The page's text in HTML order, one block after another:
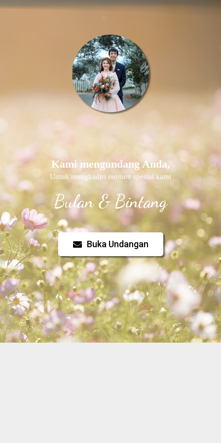
Kami mengundang Anda,
Untuk menghadiri momen spesial kami
Bulan & Bintang
Buka Undangan